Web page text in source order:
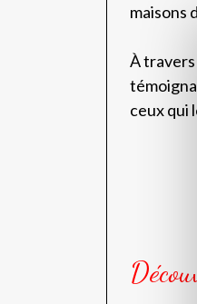
maisons
À travers
ceux qui